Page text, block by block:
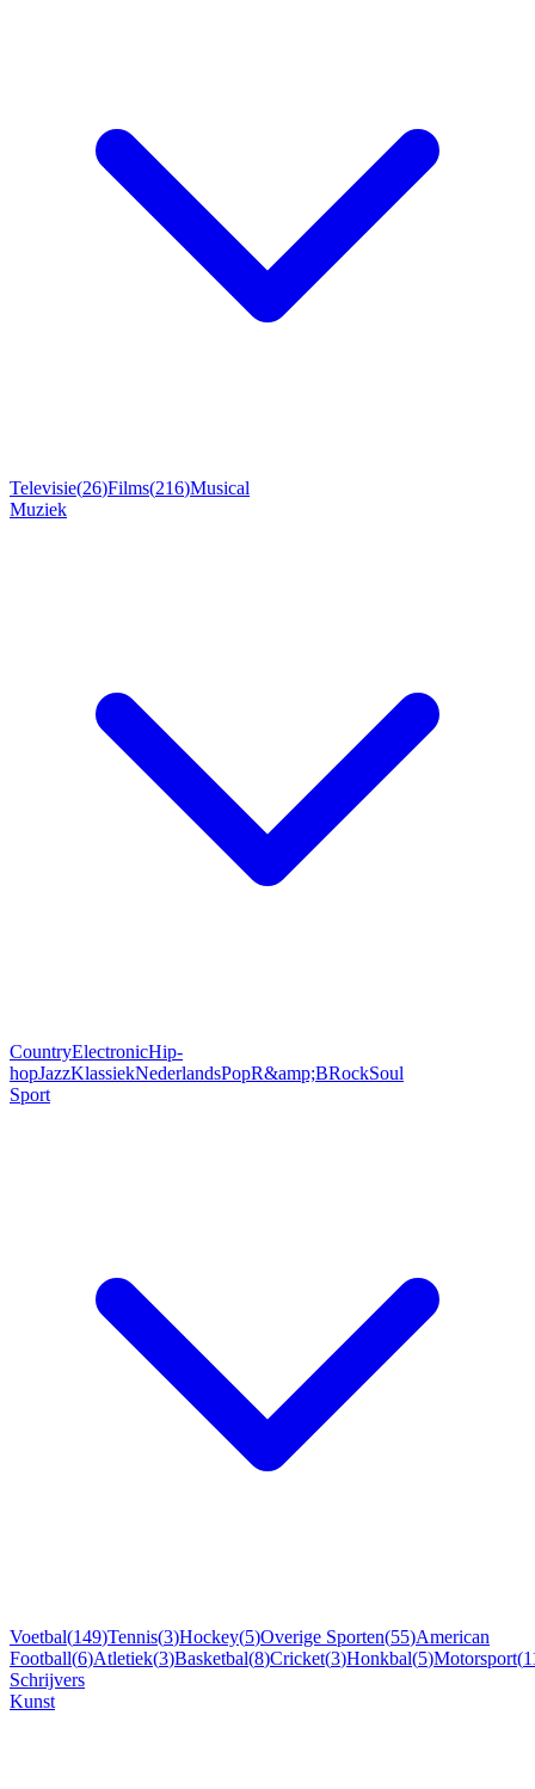
Televisie(26)Films(216)Musical
Muziek
CountryElectronicHip-
hopJazzKlassiekNederlandsPopR&amp;BRockSoul
Sport
Voetbal(149)Tennis(3)Hockey(5)Overige Sporten(55)American
Football(6)Atletiek(3)Basketbal(8)Cricket(3)Honkbal(5)Motorsport(
Schrijvers
Kunst